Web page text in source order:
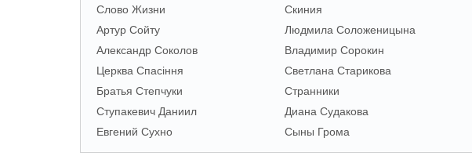
Слово Жизни
Скиния
Артур Сойту
Людмила Соложеницына
Александр Соколов
Владимир Сорокин
Церква Спасіння
Светлана Старикова
Братья Степчуки
Странники
Ступакевич Даниил
Диана Судакова
Евгений Сухно
Сыны Грома